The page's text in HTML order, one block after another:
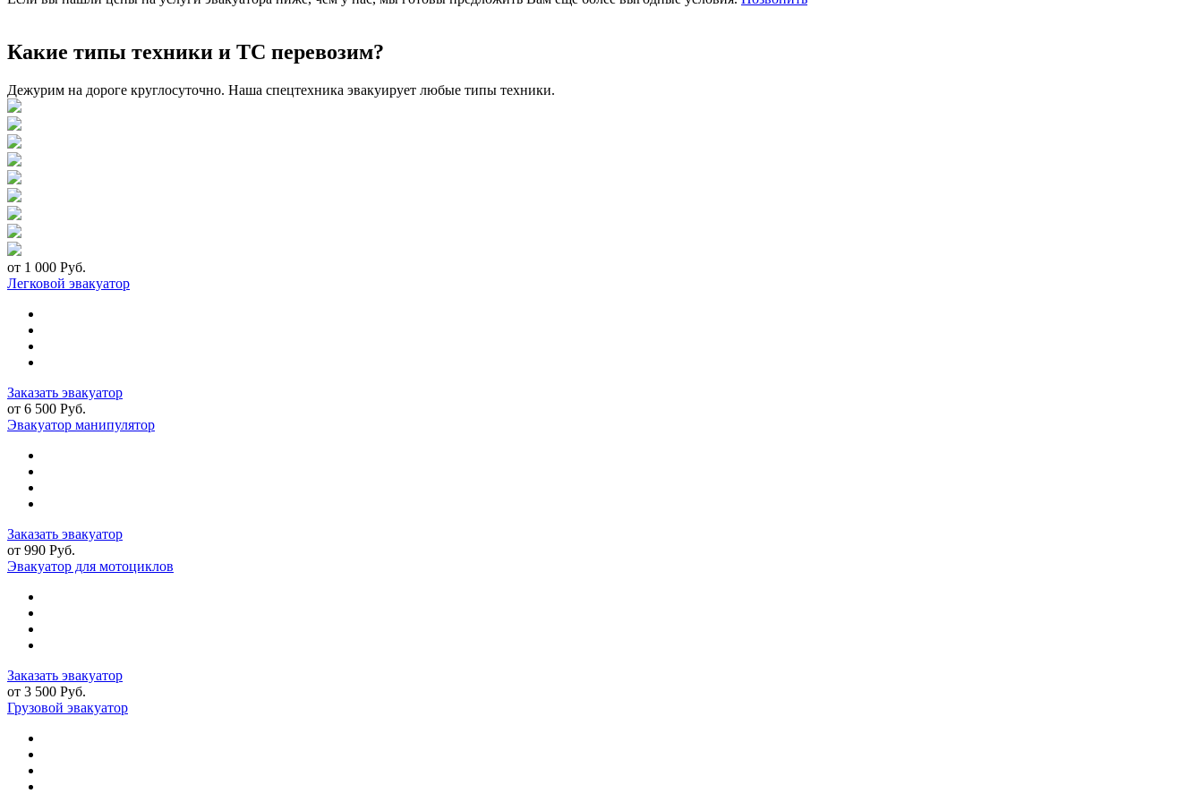
Какие типы техники и ТС перевозим?
Дежурим на дороге круглосуточно. Наша спецтехника эвакуирует любые типы техники.
от 1 000 Руб.
Легковой эвакуатор
Заказать эвакуатор
от 6 500 Руб.
Эвакуатор манипулятор
Заказать эвакуатор
от 990 Руб.
Эвакуатор для мотоциклов
Заказать эвакуатор
от 3 500 Руб.
Грузовой эвакуатор